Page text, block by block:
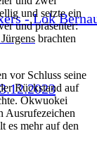
- Lok
und setzte ein
und präsenter:
brachten
vor Schluss seine
Rückstand auf
Okwuokei
Ausrufezeichen
es mehr auf den